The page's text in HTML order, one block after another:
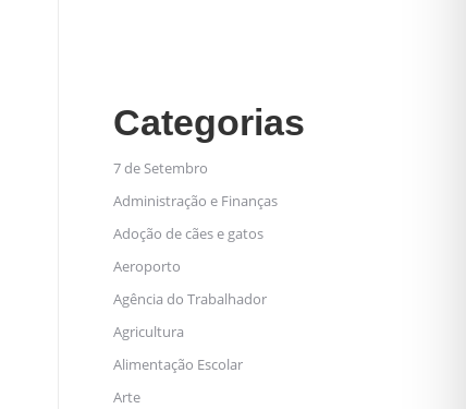
Categorias
7 de Setembro
Administração e Finanças
Adoção de cães e gatos
Aeroporto
Agência do Trabalhador
Agricultura
Alimentação Escolar
Arte